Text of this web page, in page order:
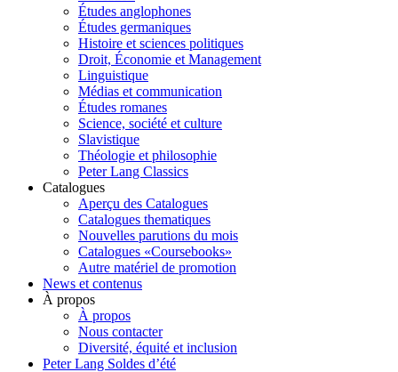
Études anglophones
Études germaniques
Histoire et sciences politiques
Droit, Économie et Management
Linguistique
Médias et communication
Études romanes
Science, société et culture
Slavistique
Théologie et philosophie
Peter Lang Classics
Catalogues
Aperçu des Catalogues
Catalogues thematiques
Nouvelles parutions du mois
Catalogues «Coursebooks»
Autre matériel de promotion
News et contenus
À propos
À propos
Nous contacter
Diversité, équité et inclusion
Peter Lang Soldes d’été